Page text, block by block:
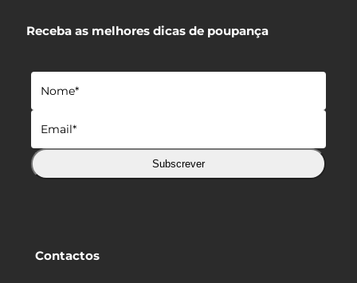
Receba as melhores dicas de poupança
Subscrever
Contactos